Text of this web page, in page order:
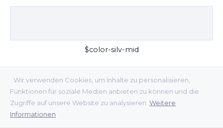
Wir verwenden Cookies, um Inhalte zu personalisieren,
Funktionen für soziale Medien anbieten zu können und die
Zugriffe auf unsere Website zu analysieren. Weitere
Informationen
$color-silv-mid